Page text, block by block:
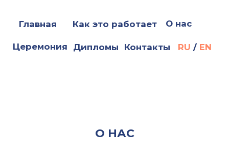
Главная Как это работает О нас
Церемония EN
Контакты
Дипломы
О НАС